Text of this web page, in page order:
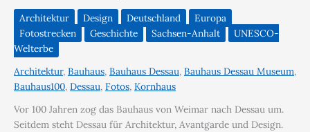
Architektur Design Deutschland
Europa
Fotostrecken
Geschichte Sachsen-Anhalt
UNESCO-
Welterbe
Architektur, Bauhaus, Bauhaus Dessau, Bauhaus Dessau Museum,
Bauhaus100, Dessau, Fotos, Kornhaus
Vor 100 Jahren zog das Bauhaus von Weimar nach Dessau um.
Seitdem steht Dessau für Architektur, Avantgarde und Design.